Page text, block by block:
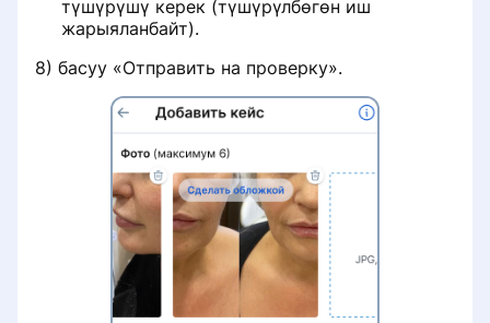
түшүрүшү керек (түшүрүлбөгөн иш
жарыяланбайт).
8) басуу «Отправить на проверку».